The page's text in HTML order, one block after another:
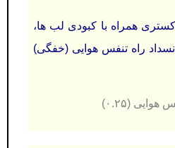
همراه با كبودی لب ها،
انسداد راه تنفس هوايی (خفگی)
(۰.۲۵)